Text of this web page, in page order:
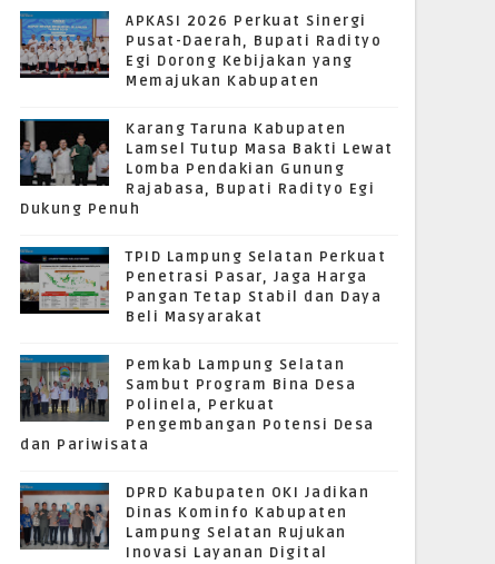
APKASI 2026 Perkuat Sinergi
Pusat-Daerah, Bupati Radityo
Egi Dorong Kebijakan yang
Memajukan Kabupaten
Karang Taruna Kabupaten
Lamsel Tutup Masa Bakti Lewat
Lomba Pendakian Gunung
Rajabasa, Bupati Radityo Egi
Dukung Penuh
TPID Lampung Selatan Perkuat
Penetrasi Pasar, Jaga Harga
Pangan Tetap Stabil dan Daya
Beli Masyarakat
Pemkab Lampung Selatan
Sambut Program Bina Desa
Polinela, Perkuat
Pengembangan Potensi Desa
dan Pariwisata
DPRD Kabupaten OKI Jadikan
Dinas Kominfo Kabupaten
Lampung Selatan Rujukan
Inovasi Layanan Digital